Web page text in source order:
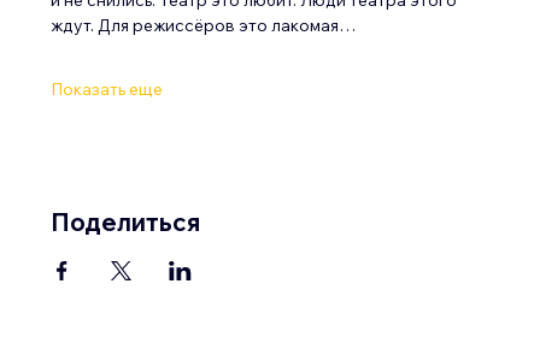
ждут. Для режиссёров это лакомая…
Показать еще
Поделиться